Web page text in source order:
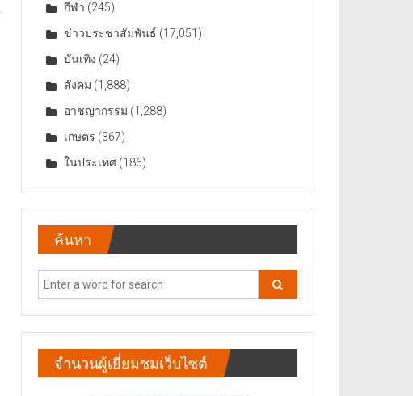
กีฬา (245)
ข่าวประชาสัมพันธ์ (17,051)
บันเทิง (24)
สังคม (1,888)
อาชญากรรม (1,288)
เกษตร (367)
ในประเทศ (186)
ค้นหา
จำนวนผู้เยี่ยมชมเว็บไซต์